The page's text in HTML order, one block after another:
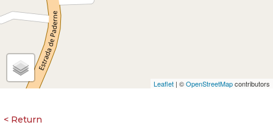
Leaflet | ©OpenStreetMapcontributors